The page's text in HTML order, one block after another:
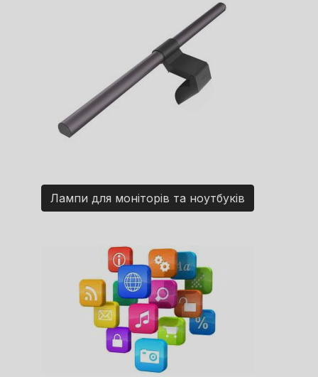
Лампи для моніторів та ноутбуків